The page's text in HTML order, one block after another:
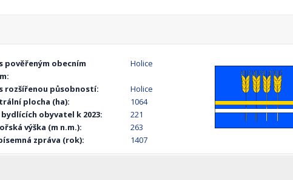
pověřeným obecním
Holice
rozšířenou působností:
Holice
plocha (ha):
1064
obyvatel k 2023:
221
výška (m n.m.):
263
zpráva (rok):
1407